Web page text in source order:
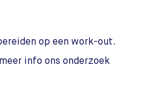
op een work-out.
info ons onderzoek